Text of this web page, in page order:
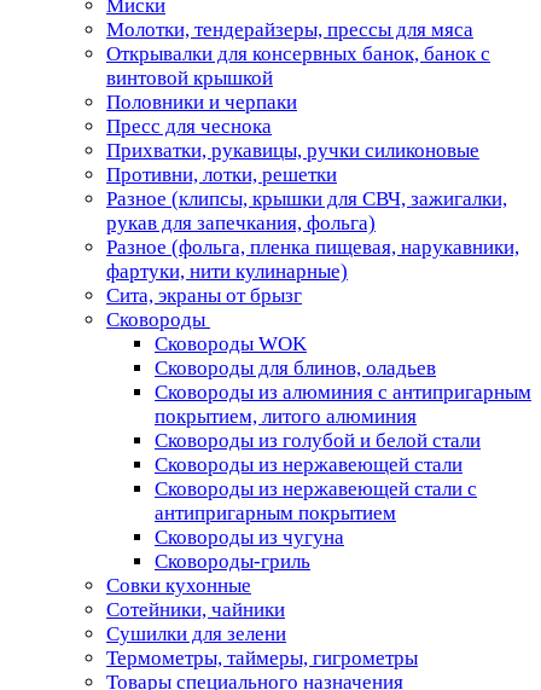
Миски
Молотки, тендерайзеры, прессы для мяса
Открывалки для консервных банок, банок с
винтовой крышкой
Половники и черпаки
Пресс для чеснока
Прихватки, рукавицы, ручки силиконовые
Противни, лотки, решетки
Разное (клипсы, крышки для СВЧ, зажигалки,
рукав для запечкания, фольга)
Разное (фольга, пленка пищевая, нарукавники,
фартуки, нити кулинарные)
Сита, экраны от брызг
Сковороды
Сковороды WOK
Сковороды для блинов, оладьев
Сковороды из алюминия с антипригарным
покрытием, литого алюминия
Сковороды из голубой и белой стали
Сковороды из нержавеющей стали
Сковороды из нержавеющей стали с
антипригарным покрытием
Сковороды из чугуна
Сковороды-гриль
Совки кухонные
Сотейники, чайники
Сушилки для зелени
Термометры, таймеры, гигрометры
Товары специального назначения